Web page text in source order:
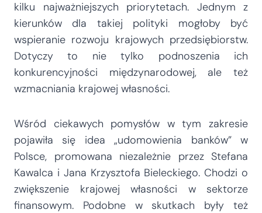
kilku najważniejszych priorytetach. Jednym z
kierunków dla takiej polityki mogłoby być
wspieranie rozwoju krajowych przedsiębiorstw.
Dotyczy to nie tylko podnoszenia ich
konkurencyjności międzynarodowej, ale też
wzmacniania krajowej własności.
Wśród ciekawych pomysłów w tym zakresie
pojawiła się idea „udomowienia banków” w
Polsce, promowana niezależnie przez Stefana
Kawalca i Jana Krzysztofa Bieleckiego. Chodzi o
zwiększenie krajowej własności w sektorze
finansowym. Podobne w skutkach były też